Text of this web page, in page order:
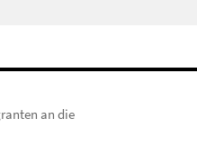
an die